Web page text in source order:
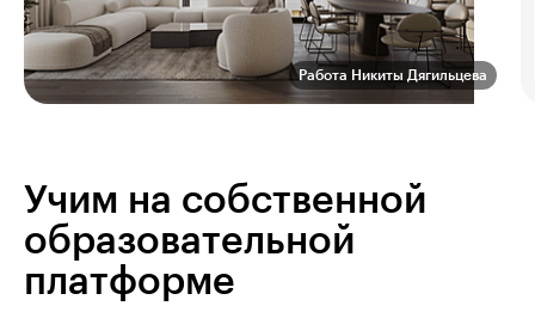
Работа Никиты Дягильцева
Учим на собственной
образовательной
платформе